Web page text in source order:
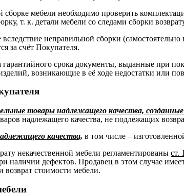
сборке мебели необходимо проверить
т. к. детали мебели со следами сборки
неправильной сборки
за счёт Покупателя.
гарантийного срока документы, выданные при
возникающие в её ходе недостатки или
товары надлежащего качества,
надлежащего качества, не подлежащих
качества, в том числе –
некачественной мебели регламентированы ст.
наличии дефектов. Продавец в этом случае
возврат стоимости мебели.